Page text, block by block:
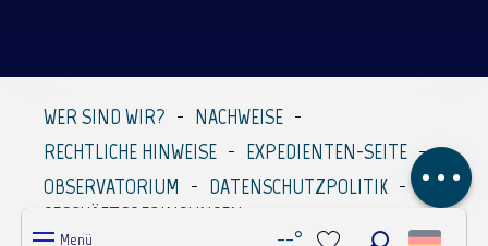
Menü
Kommentare
WER SIND WIR?
NACHWEISE
RECHTLICHE HINWEISE
EXPEDIENTEN-SEITE
OBSERVATORIUM
DATENSCHUTZPOLITIK
GESCHÄFTSBEDINGUNGEN